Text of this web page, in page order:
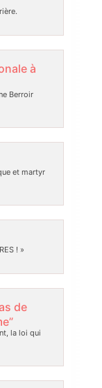
à
Berroir
et martyr
! »
de
la loi qui